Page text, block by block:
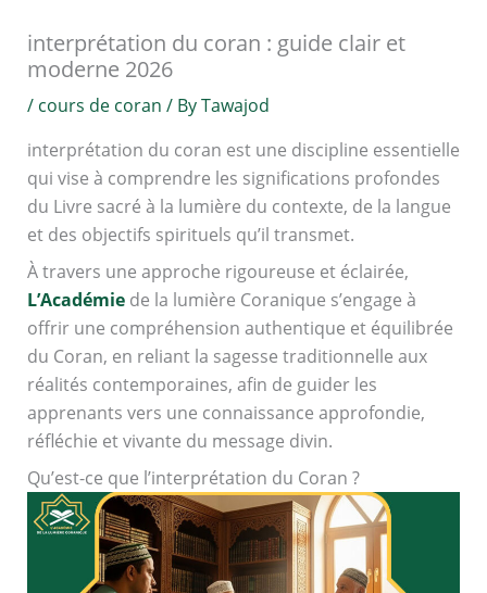
interprétation du coran : guide clair et
moderne 2026
/ cours de coran / ByTawajod
interprétation du coran est une discipline essentielle
qui vise à comprendre les significations profondes
du Livre sacré à la lumière du contexte, de la langue
et des objectifs spirituels qu’il transmet.
À travers une approche rigoureuse et éclairée,
L’Académie de la lumière Coranique s’engage à
offrir une compréhension authentique et équilibrée
du Coran, en reliant la sagesse traditionnelle aux
réalités contemporaines, afin de guider les
apprenants vers une connaissance approfondie,
réfléchie et vivante du message divin.
Qu’est-ce que l’interprétation du Coran ?